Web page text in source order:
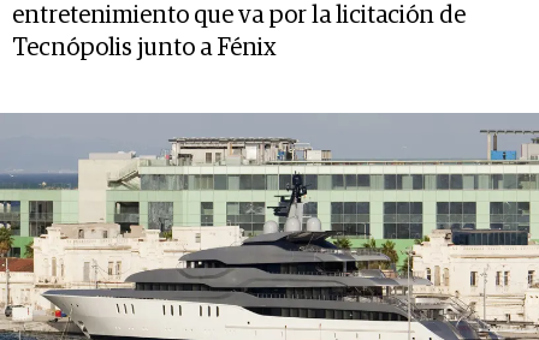
entretenimiento que va por la licitación de
Tecnópolis junto a Fénix